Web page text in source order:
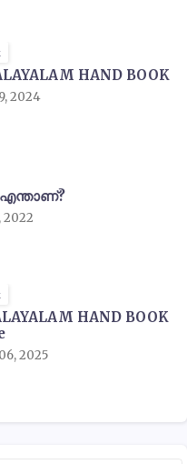
HAND BOOK
2024
എന്താണ്?
2022
HAND BOOK
2025